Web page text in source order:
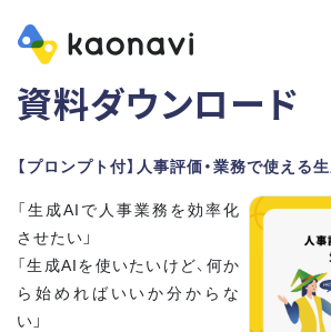
資料ダウンロード
【プロンプト付】人事評価・業務で使える
「生成AIで人事業務を効率化
させたい」
「生成AIを使いたいけど、何か
ら始めればいいか分からな
い」